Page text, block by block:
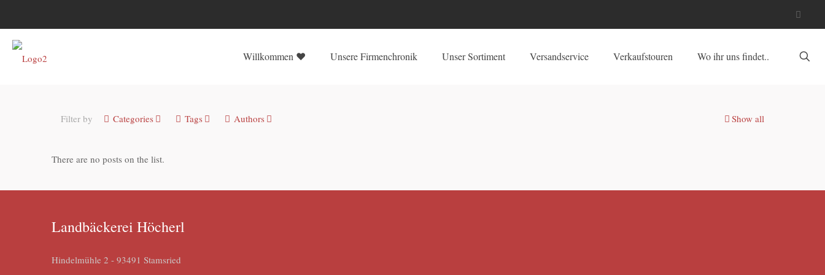
Willkommen ♥ Unsere Firmenchronik Unser Sortiment Versandservice Verkaufstouren Wo ihr uns findet..
Filter by Categories Tags Authors Show all
There are no posts on the list.
Landbäckerei Höcherl
Hindelmühle 2 - 93491 Stamsried